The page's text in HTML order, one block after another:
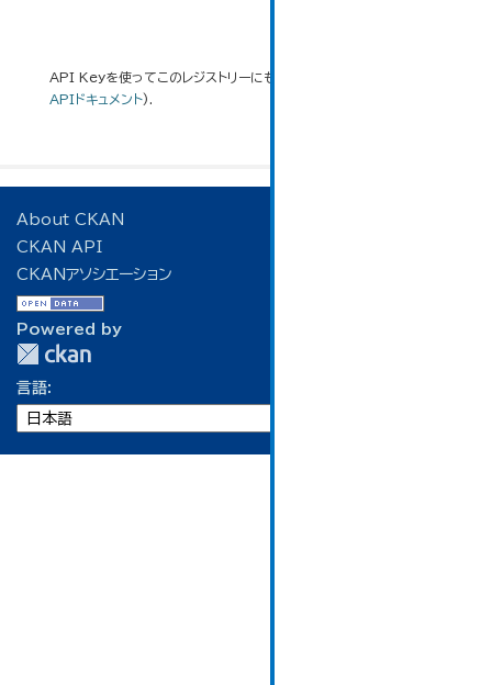
API Keyを使ってこのレジストリーにもアクセス可能です
APIドキュメント).
About CKAN
CKAN API
CKANアソシエーション
Powered by
言語